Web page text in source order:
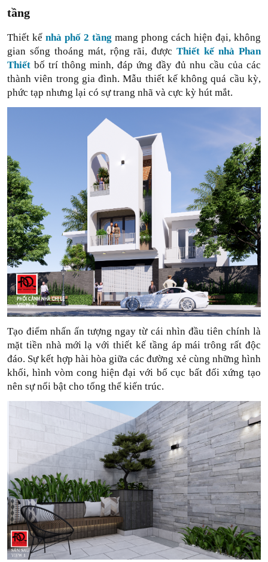
tầng
Thiết kế nhà phố 2 tầng mang phong cách hiện đại, không
gian sống thoáng mát, rộng rãi, được Thiết kế nhà Phan
Thiết bố trí thông minh, đáp ứng đầy đủ nhu cầu của các
thành viên trong gia đình. Mẫu thiết kế không quá cầu kỳ,
phức tạp nhưng lại có sự trang nhã và cực kỳ hút mắt.
Tạo điểm nhấn ấn tượng ngay từ cái nhìn đầu tiên chính là
mặt tiền nhà mới lạ với thiết kế tầng áp mái trông rất độc
đáo. Sự kết hợp hài hòa giữa các đường xẻ cùng những hình
khối, hình vòm cong hiện đại với bố cục bất đối xứng tạo
nên sự nổi bật cho tổng thể kiến trúc.